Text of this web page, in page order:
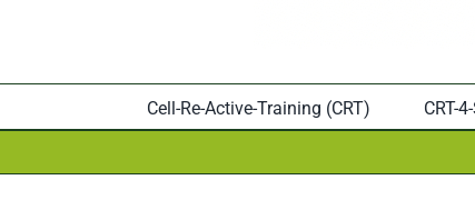
Cell-Re-Active-Training (CRT) CRT-